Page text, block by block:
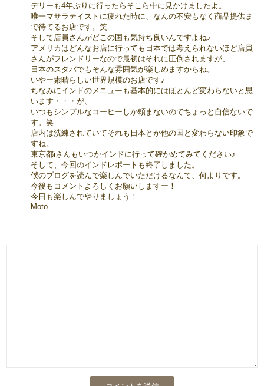
デリーも4年ぶりに行ったらそこら中に見かけましたよ。
唯一マサラテイストに疲れた時に、なんの不安もなく商品提供ま
で待てるお店です。笑
そして店員さんがどこの国も気持ち良いんですよね♪
アメリカはどんなお店に行っても日本では考えられないほど店員
さんがフレンドリーなので最初はそれに圧倒されますが、
日本のスタバでもそんな雰囲気が楽しめますからね。
いやー素晴らしい世界規模のお店です♪
ちなみにインドのメニューも基本的にはほとんど変わらないと思
います・・・が、
いつもシンプルなコーヒーしか頼まないのでちょっと自信ないで
す。笑
店内は洗練されていてそれも日本とか他の国と変わらない印象で
すね。
東京都iさんもいつかインドに行って確かめてみてください♪
そして、今回のインドレポートも終了しました。
僕のブログを読んで楽しんでいただけるなんて、何よりです。
今後もコメントよろしくお願いしますー！
今日も楽しんでやりましょう！
Moto